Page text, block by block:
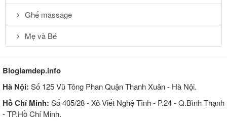
Ghế massage
Mẹ và Bé
Bloglamdep.info
Hà Nội: Số 125 Vũ Tông Phan Quận Thanh Xuân - Hà Nội.
Hồ Chí Minh: Số 405/28 - Xô Viết Nghệ Tĩnh - P.24 - Q.Bình Thạnh
- TP.Hồ Chí Minh.